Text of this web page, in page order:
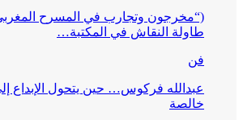
(“مخرجون وتجارب في المسرح
طاولة النقاش في المكتبة…
فن
عبدالله فركوس… حين يتحول الإبداع
خالصة